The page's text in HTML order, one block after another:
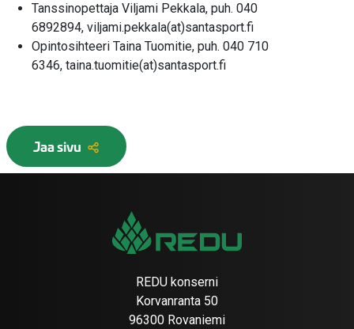
Tanssinopettaja Viljami Pekkala, puh. 040
6892894, viljami.pekkala(at)santasport.fi
Opintosihteeri Taina Tuomitie, puh. 040 710
6346, taina.tuomitie(at)santasport.fi
Jaa sivu
REDU konserni
Korvanranta 50
96300 Rovaniemi